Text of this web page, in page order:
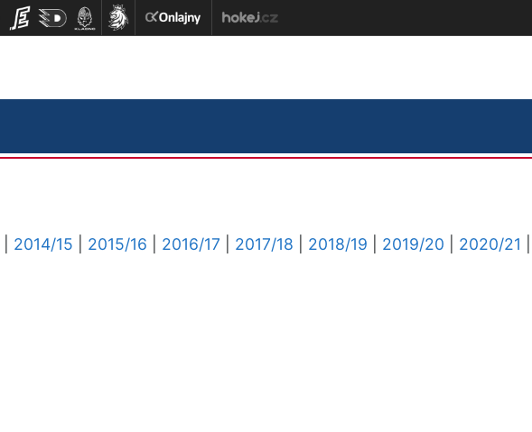
2014/15 2015/16 2016/17 2017/18 2018/19 2019/20 2020/21